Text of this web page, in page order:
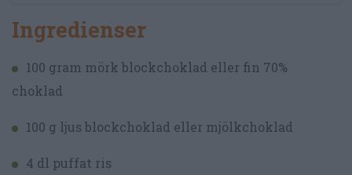
Ingredienser
100 gram mörk blockchoklad eller fin 70%
choklad
100 g ljus blockchoklad eller mjölkchoklad
4 dl puffat ris